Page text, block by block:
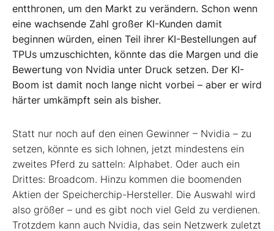
entthronen, um den Markt zu verändern. Schon wenn
eine wachsende Zahl großer KI-Kunden damit
beginnen würden, einen Teil ihrer KI-Bestellungen auf
TPUs umzuschichten, könnte das die Margen und die
Bewertung von Nvidia unter Druck setzen. Der KI-
Boom ist damit noch lange nicht vorbei – aber er wird
härter umkämpft sein als bisher.
Statt nur noch auf den einen Gewinner – Nvidia – zu
setzen, könnte es sich lohnen, jetzt mindestens ein
zweites Pferd zu satteln: Alphabet. Oder auch ein
Drittes: Broadcom. Hinzu kommen die boomenden
Aktien der Speicherchip-Hersteller. Die Auswahl wird
also größer – und es gibt noch viel Geld zu verdienen.
Trotzdem kann auch Nvidia, das sein Netzwerk zuletzt